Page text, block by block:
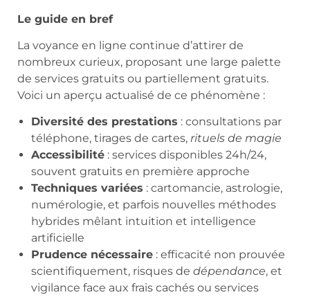
Le guide en bref
La voyance en ligne continue d’attirer de
nombreux curieux, proposant une large palette
de services gratuits ou partiellement gratuits.
Voici un aperçu actualisé de ce phénomène :
Diversité des prestations : consultations par
téléphone, tirages de cartes, rituels de magie
Accessibilité : services disponibles 24h/24,
souvent gratuits en première approche
Techniques variées : cartomancie, astrologie,
numérologie, et parfois nouvelles méthodes
hybrides mêlant intuition et intelligence
artificielle
Prudence nécessaire : efficacité non prouvée
scientifiquement, risques de dépendance, et
vigilance face aux frais cachés ou services